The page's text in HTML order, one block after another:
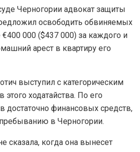
Черногории адвокат защиты
освободить обвиняемых
000 ($437 000) за каждого и
арест в квартиру его
выступил с категорическим
ходатайства. По его
достаточно финансовых средств,
пребыванию в Черногории.
сказала, когда она вынесет